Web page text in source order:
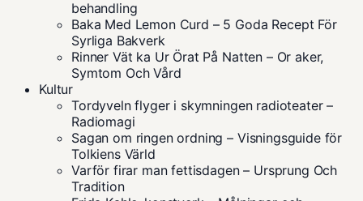
behandling
Baka Med Lemon Curd – 5 Goda Recept För
Syrliga Bakverk
Rinner Vät ka Ur Örat På Natten – Or aker,
Symtom Och Vård
Kultur
Tordyveln flyger i skymningen radioteater –
Radiomagi
Sagan om ringen ordning – Visningsguide för
Tolkiens Värld
Varför firar man fettisdagen – Ursprung Och
Tradition